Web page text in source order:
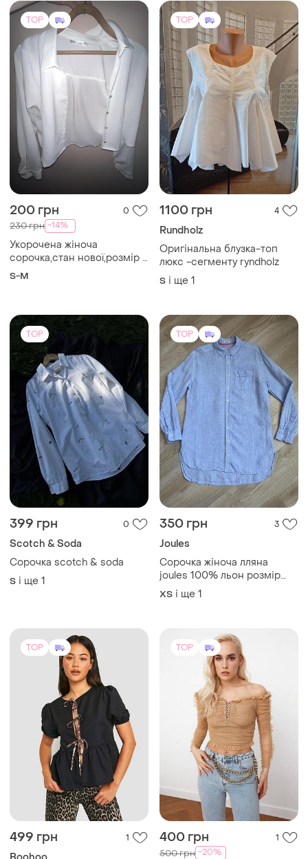
TOP
200 грн 0
230 грн -14%
Укорочена жіноча
сорочка,стан нової,розмір s
,фасон не приталений
S-M
TOP
1100 грн 4
Rundholz
Оригінальна блузка-топ
люкс -сегменту ryndholz
S і ще 1
TOP
399 грн 0
Scotch & Soda
Сорочка scotch & soda
S і ще 1
TOP
350 грн 3
Joules
Сорочка жіноча лляна
joules 100% льон розмір
xs/s
ХS і ще 1
TOP
499 грн 1
TOP
400 грн 1
500 грн -20%